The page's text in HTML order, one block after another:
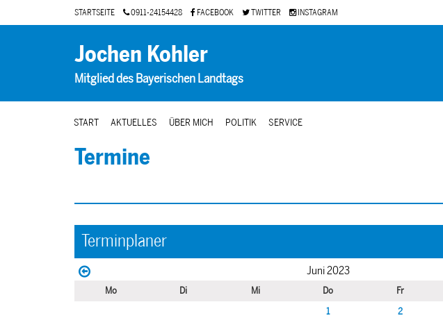
STARTSEITE 0911-24154428 FACEBOOK TWITTER INSTAGRAM
Jochen Kohler
Mitglied des Bayerischen Landtags
START AKTUELLES ÜBER MICH POLITIK SERVICE
Termine
Terminplaner
Juni 2023
Mo Di Mi Do Fr
1
2